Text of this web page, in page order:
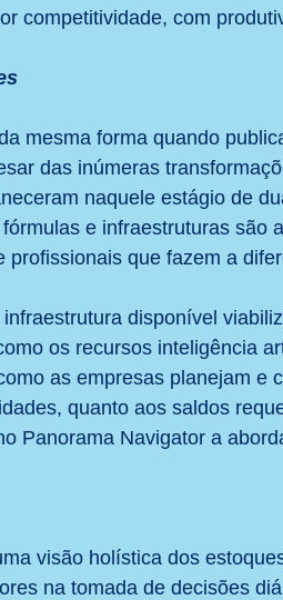
competitividade, com
mesma forma quando
das inúmeras
naquele estágio de
e infraestruturas são
profissionais que fazem a
disponível
os recursos inteligência
as empresas planejam e
quanto aos saldos
Panorama Navigator a
visão holística dos
na tomada de decisões